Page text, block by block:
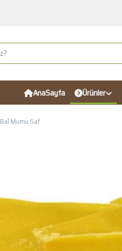
AnaSayfa Ürünler
Bal Mumu Saf